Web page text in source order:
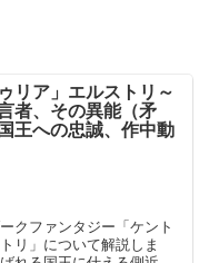
リア」エルストリ～
者、その異能（矛
王への忠誠、作中動
クファンタジー「ケント
リ」について解説しま